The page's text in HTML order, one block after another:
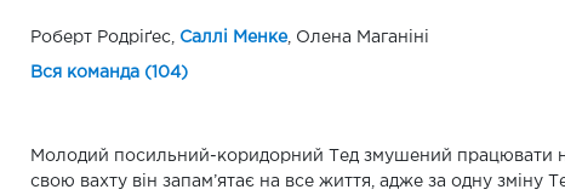
Роберт Родріґес, Саллі Менке, Олена Маганіні
Вся команда (104)
Молодий посильний-коридорний Тед змушений працювати
свою вахту він запам’ятає на все життя, адже за одну зміну